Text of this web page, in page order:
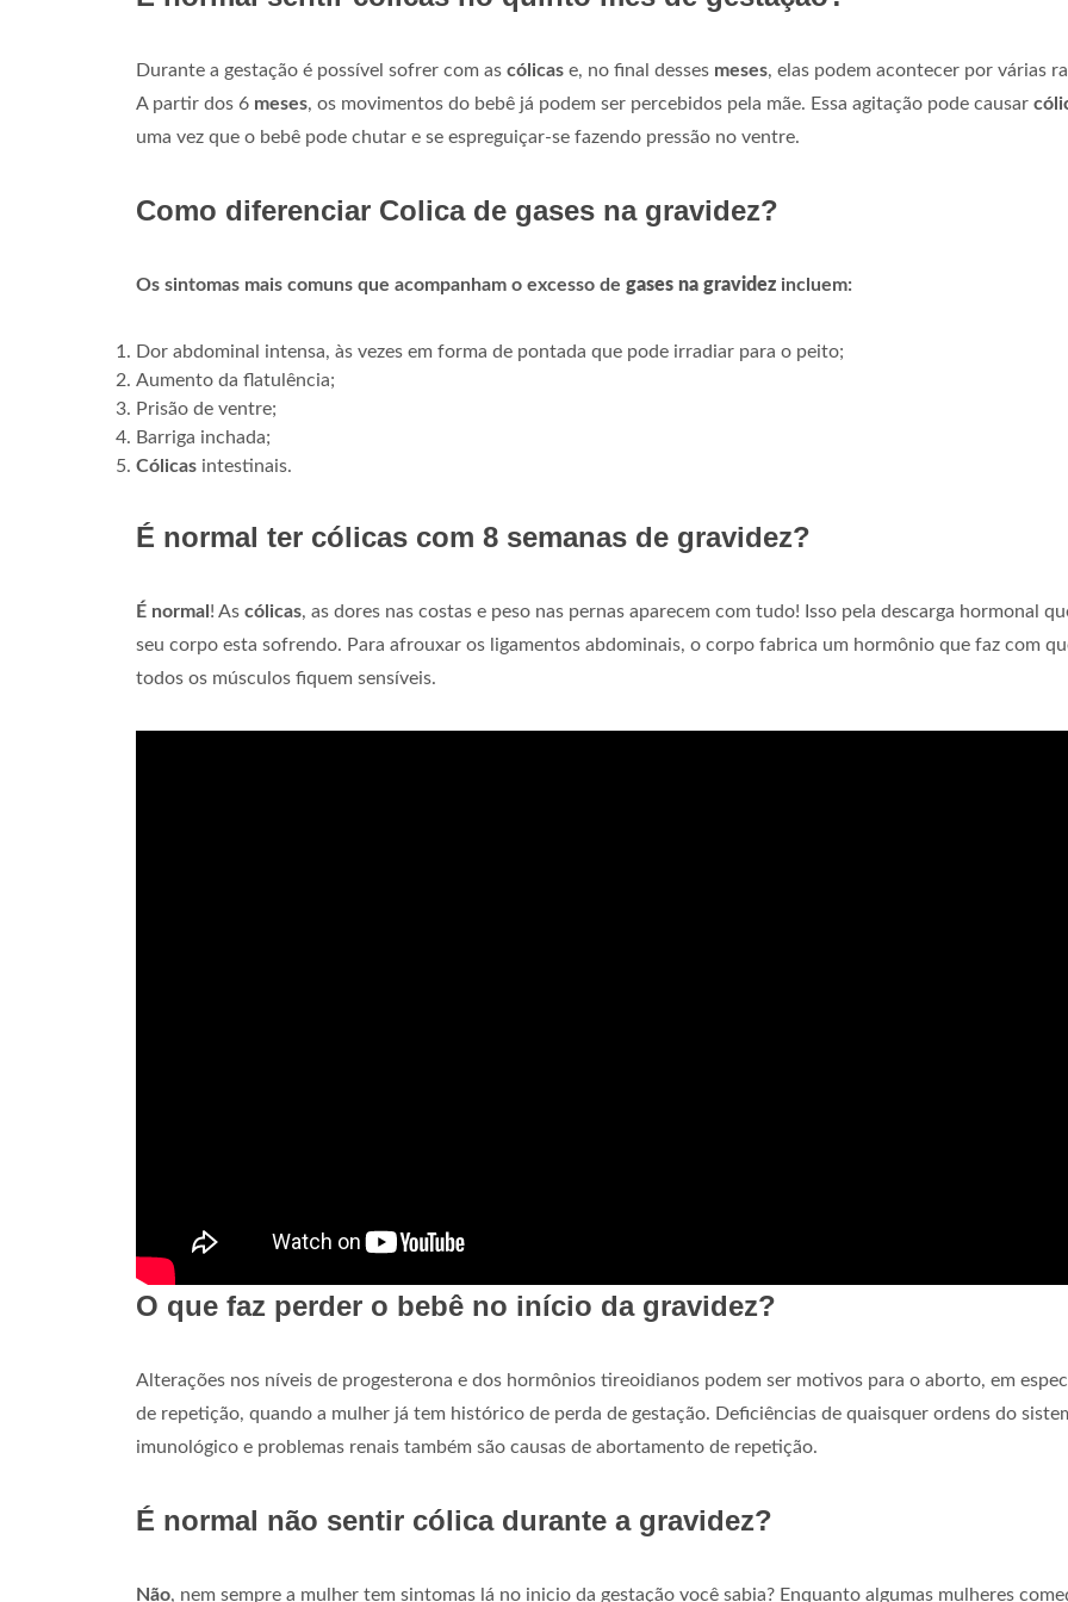
Durante a gestação é possível sofrer com as cólicas e, no final desses meses, elas podem acontecer por várias
A partir dos 6 meses, os movimentos do bebê já podem ser percebidos pela mãe. Essa agitação pode causar
uma vez que o bebê pode chutar e se espreguiçar-se fazendo pressão no ventre.
Como diferenciar Colica de gases na gravidez?
Os sintomas mais comuns que acompanham o excesso de gases na gravidez incluem:
Dor abdominal intensa, às vezes em forma de pontada que pode irradiar para o peito;
Aumento da flatulência;
Prisão de ventre;
Barriga inchada;
Cólicas intestinais.
É normal ter cólicas com 8 semanas de gravidez?
É normal ! As cólicas, as dores nas costas e peso nas pernas aparecem com tudo! Isso pela descarga hormonal
seu corpo esta sofrendo. Para afrouxar os ligamentos abdominais, o corpo fabrica um hormônio que faz com
todos os músculos fiquem sensíveis.
O que faz perder o bebê no início da gravidez?
Alterações nos níveis de progesterona e dos hormônios tireoidianos podem ser motivos para o aborto, em
de repetição, quando a mulher já tem histórico de perda de gestação. Deficiências de quaisquer ordens do
imunológico e problemas renais também são causas de abortamento de repetição.
É normal não sentir cólica durante a gravidez?
Não, nem sempre a mulher tem sintomas lá no inicio da gestação você sabia? Enquanto algumas mulheres